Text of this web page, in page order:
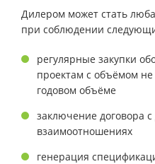
Дилером может стать
при соблюдении
регулярные закупки
проектам с объёмом
годовом объёме
заключение договора
взаимоотношениях
генерация